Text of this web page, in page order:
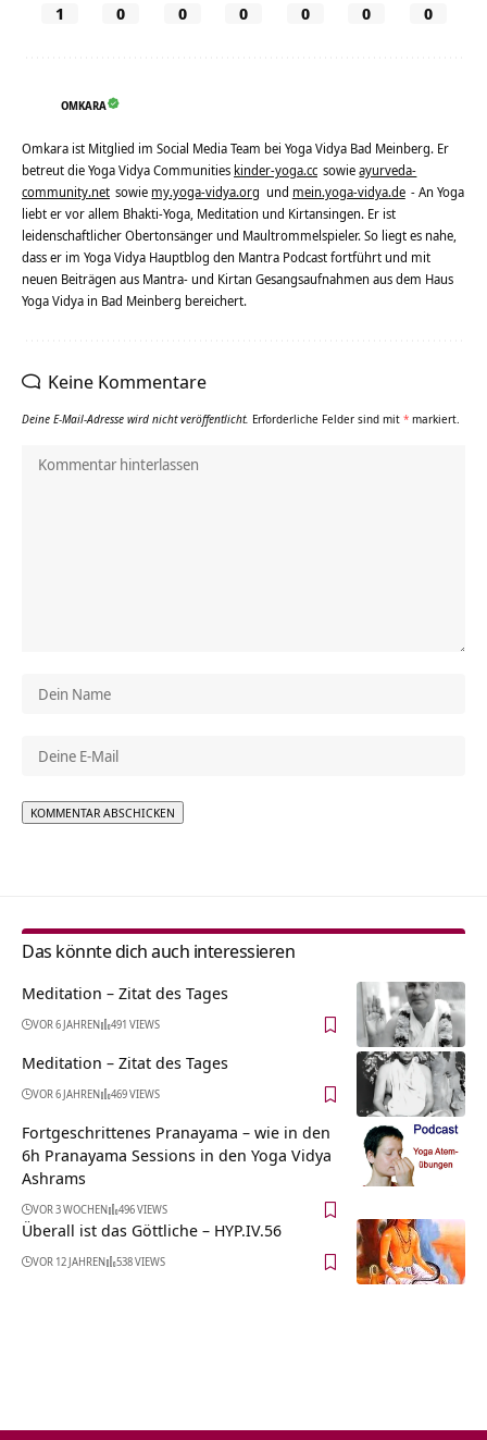
1 0 0 0 0 0 0
OMKARA
Omkara ist Mitglied im Social Media Team bei Yoga Vidya Bad Meinberg. Er
betreut die Yoga Vidya Communities kinder-yoga.cc sowieayurveda-
community.net sowie my.yoga-vidya.org und mein.yoga-vidya.de - An Yoga
liebt er vor allem Bhakti-Yoga, Meditation und Kirtansingen. Er ist
leidenschaftlicher Obertonsänger und Maultrommelspieler. So liegt es nahe,
dass er im Yoga Vidya Hauptblog den Mantra Podcast fortführt und mit
neuen Beiträgen aus Mantra- und Kirtan Gesangsaufnahmen aus dem Haus
Yoga Vidya in Bad Meinberg bereichert.
Keine Kommentare
Deine E-Mail-Adresse wird nicht veröffentlicht. Erforderliche Felder sind mit * markiert.
Das könnte dich auch interessieren
Meditation – Zitat des Tages
VOR 6 JAHREN 491 VIEWS
Meditation – Zitat des Tages
VOR 6 JAHREN 469 VIEWS
Fortgeschrittenes Pranayama – wie in den
6h Pranayama Sessions in den Yoga Vidya
Ashrams
VOR 3 WOCHEN 496 VIEWS
Überall ist das Göttliche – HYP.IV.56
VOR 12 JAHREN 538 VIEWS